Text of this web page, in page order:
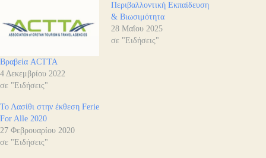
Βραβεία ACTTA
4 Δεκεμβρίου 2022
σε "Ειδήσεις"
Περιβαλλοντική Εκπαίδευση
& Βιωσιμότητα
28 Μαΐου 2025
σε "Ειδήσεις"
Το Λασίθι στην έκθεση Ferie
For Alle 2020
27 Φεβρουαρίου 2020
σε "Ειδήσεις"